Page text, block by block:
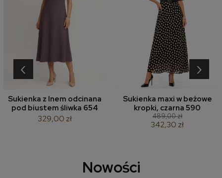
Sukienka z lnem odcinana
pod biustem śliwka 654
329,00 zł
Sukienka maxi w beżowe
kropki, czarna 590
489,00 zł
342,30 zł
‹ ›
Nowości